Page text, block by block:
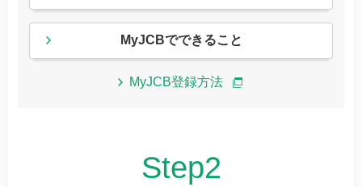
MyJCBでできること
MyJCB登録方法
Step2